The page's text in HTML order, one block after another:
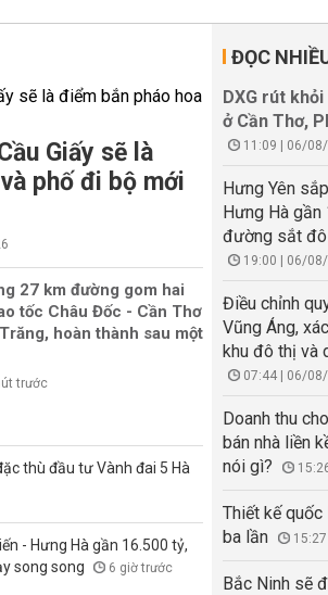
Giấy sẽ là
phố đi bộ mới
27 km đường gom hai
tốc Châu Đốc - Cần Thơ
hoàn thành sau một
trước
thù đầu tư Vành đai 5 Hà
- Hưng Hà gần 16.500 tỷ,
song song
6 giờ trước
ĐỌC
DXG rút
ở Cần Thơ,
11:09 | 06/
Hưng Yên
Hưng Hà gần
đường sắt
19:00 | 06/
Điều chỉnh
Vũng Áng,
khu đô thị và
07:44 | 06/
Doanh thu
bán nhà liền
nói gì?
Thiết kế
ba lần
Bắc Ninh sẽ